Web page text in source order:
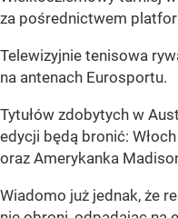
za pośrednictwem
Telewizyjnie tenisowa
na antenach Eurosportu.
Tytułów zdobytych w
edycji będą bronić:
oraz Amerykanka
Wiadomo już jednak, że